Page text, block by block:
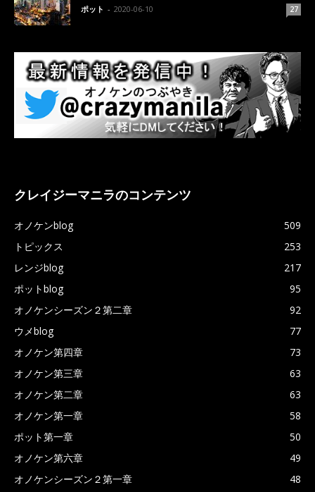
ポット - 2020-06-10 27
クレイジーマニラのコンテンツ
オノケンblog
509
トピックス
253
レンジblog
217
ポットblog
95
オノケンシーズン２第二章
92
ウメblog
77
オノケン第四章
73
オノケン第三章
63
オノケン第二章
63
オノケン第一章
58
ポット第一章
50
オノケン第六章
49
オノケンシーズン２第一章
48